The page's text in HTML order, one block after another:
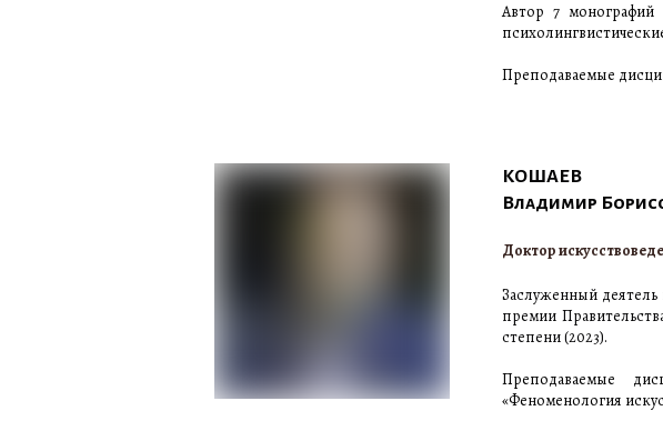
Автор 7 монографий
Преподаваемые
КОШАЕВ
Владимир
Доктор
Заслуженный деятель
премии
степени (2023).
Преподаваемые
«Феноменология